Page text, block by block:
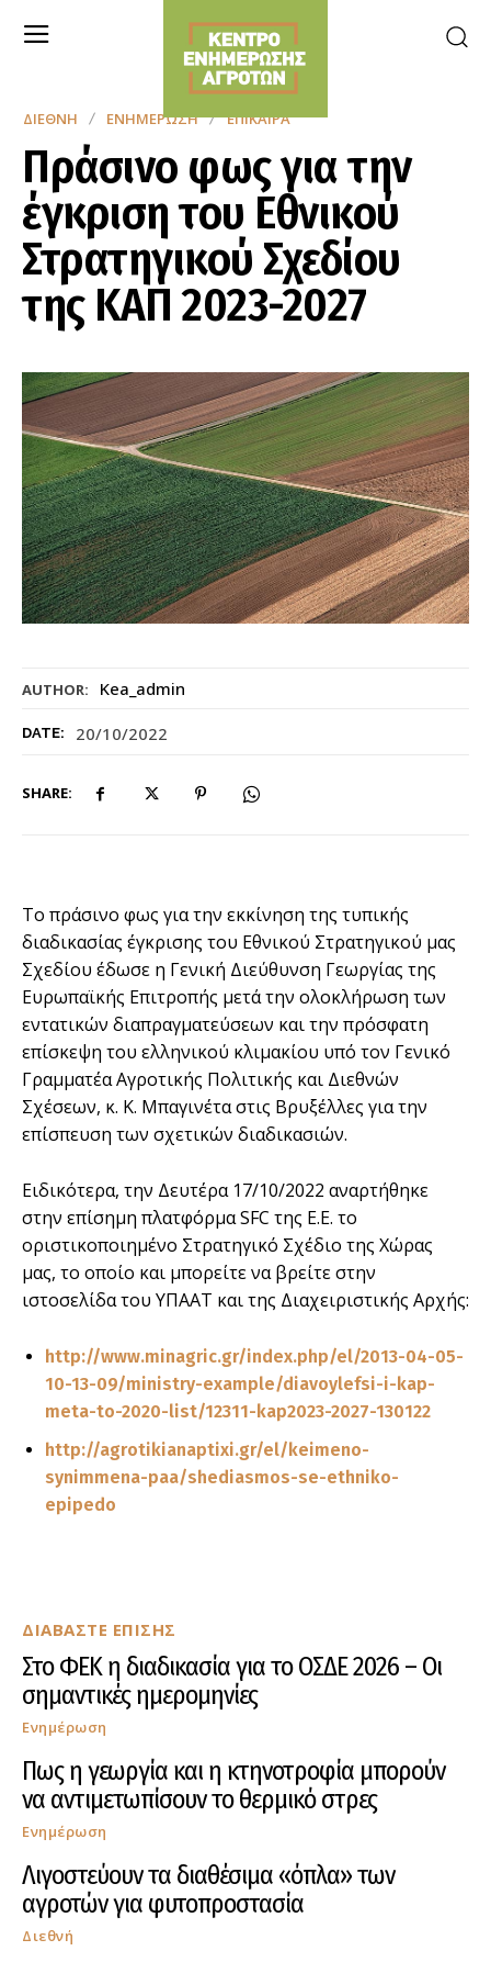
AUTHOR: Kea_admin
DATE: 20/10/2022
SHARE:
ΔΙΕΘΝΉ ΕΝΗΜΈΡΩΣΗ ΕΠΊΚΑΙΡΑ
Πράσινο φως για την
έγκρισητου Εθνικού
Στρατηγικού Σχεδίου
της ΚΑΠ 2023-2027
ΔΙΑΒΑΣΤΕ ΕΠΙΣΗΣ
Στο ΦΕΚ η διαδικασία για το ΟΣΔΕ 2026 – Οι
σημαντικές ημερομηνίες
Ενημέρωση
Πως η γεωργία και η κτηνοτροφία μπορούν
να αντιμετωπίσουν το θερμικό στρες
Ενημέρωση
Λιγοστεύουν τα διαθέσιμα «όπλα» των
αγροτών για φυτοπροστασία
Διεθνή
Το πράσινο φως για την εκκίνηση της τυπικής
διαδικασίας έγκρισης του Εθνικού Στρατηγικού μας
Σχεδίου έδωσε η Γενική Διεύθυνση Γεωργίας της
Ευρωπαϊκής Επιτροπής μετά την ολοκλήρωση των
εντατικών διαπραγματεύσεων και την πρόσφατη
επίσκεψη του ελληνικού κλιμακίου υπό τον Γενικό
Γραμματέα Αγροτικής Πολιτικής και Διεθνών
Σχέσεων, κ. Κ. Μπαγινέτα στις Βρυξέλλες για την
επίσπευση των σχετικών διαδικασιών.
Ειδικότερα, την Δευτέρα 17/10/2022 αναρτήθηκε
στην επίσημη πλατφόρμα SFC της Ε.Ε. το
οριστικοποιημένο Στρατηγικό Σχέδιο της Χώρας
μας, το οποίο και μπορείτε να βρείτε στην
ιστοσελίδα του ΥΠΑΑΤ και της Διαχειριστικής Αρχής:
http://www.minagric.gr/index.php/el/2013-04-05-
10-13-09/ministry-example/diavoylefsi-i-kap-
meta-to-2020-list/12311-kap2023-2027-130122
http://agrotikianaptixi.gr/el/keimeno-
synimmena-paa/shediasmos-se-ethniko-
epipedo